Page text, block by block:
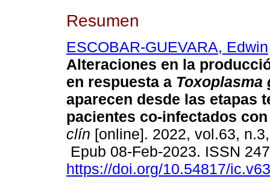
Resumen
ESCOBAR-GUEVARA, Edwin
Alteraciones en la
en respuesta a Toxoplasma
aparecen desde las etapas
pacientes co-infectados con
clín [online]. 2022, vol.63,
Epub 08-Feb-2023. ISSN
https://doi.org/10.54817/